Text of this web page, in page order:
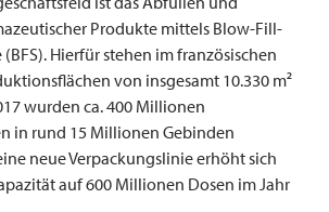
Produkte mittels Blow-Fill-
Hierfür stehen im französischen
von insgesamt 10.330 m²
wurden ca. 400 Millionen
in rund 15 Millionen Gebinden
neue Verpackungslinie erhöht sich
auf 600 Millionen Dosen im Jahr